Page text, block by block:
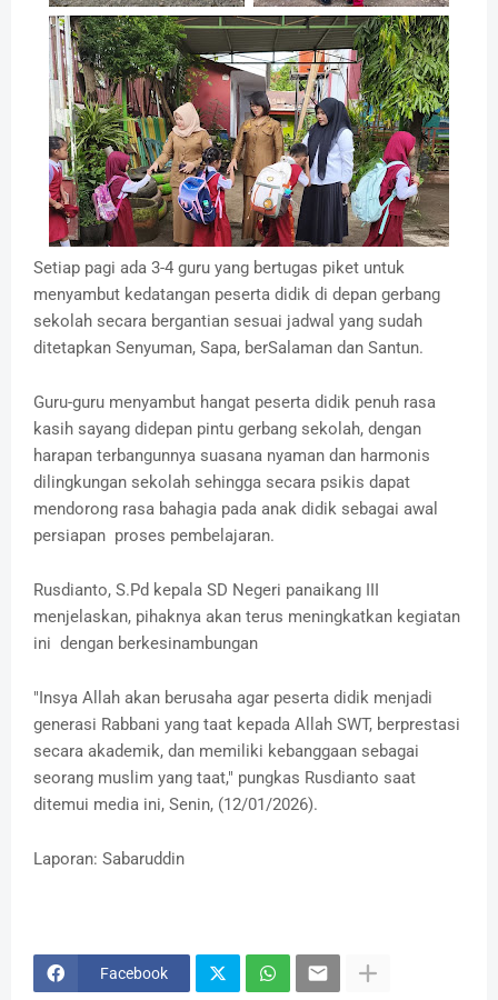
Setiap pagi ada 3-4 guru yang bertugas piket untuk
menyambut kedatangan peserta didik di depan gerbang
sekolah secara bergantian sesuai jadwal yang sudah
ditetapkan Senyuman, Sapa, berSalaman dan Santun.
Guru-guru menyambut hangat peserta didik penuh rasa
kasih sayang didepan pintu gerbang sekolah, dengan
harapan terbangunnya suasana nyaman dan harmonis
dilingkungan sekolah sehingga secara psikis dapat
mendorong rasa bahagia pada anak didik sebagai awal
persiapan proses pembelajaran.
Rusdianto, S.Pd kepala SD Negeri panaikang III
menjelaskan, pihaknya akan terus meningkatkan kegiatan
ini dengan berkesinambungan
"Insya Allah akan berusaha agar peserta didik menjadi
generasi Rabbani yang taat kepada Allah SWT, berprestasi
secara akademik, dan memiliki kebanggaan sebagai
seorang muslim yang taat," pungkas Rusdianto saat
ditemui media ini, Senin, (12/01/2026).
Laporan: Sabaruddin
Facebook